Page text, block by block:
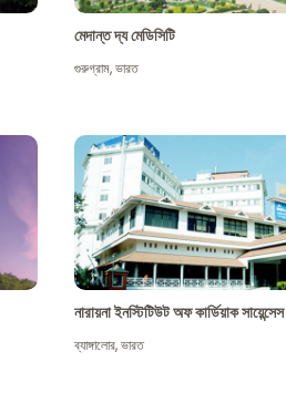
মেদান্ত দ্য মেডিসিটি
গুরুগ্রাম,ভারত
নারায়না ইনস্টিটিউট অফ কার্ডিয়াক সায়েন্সেস
ব্যাঙ্গালোর,ভারত